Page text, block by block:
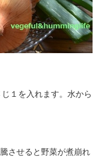
１を入れます。水から
させると野菜が煮崩れ